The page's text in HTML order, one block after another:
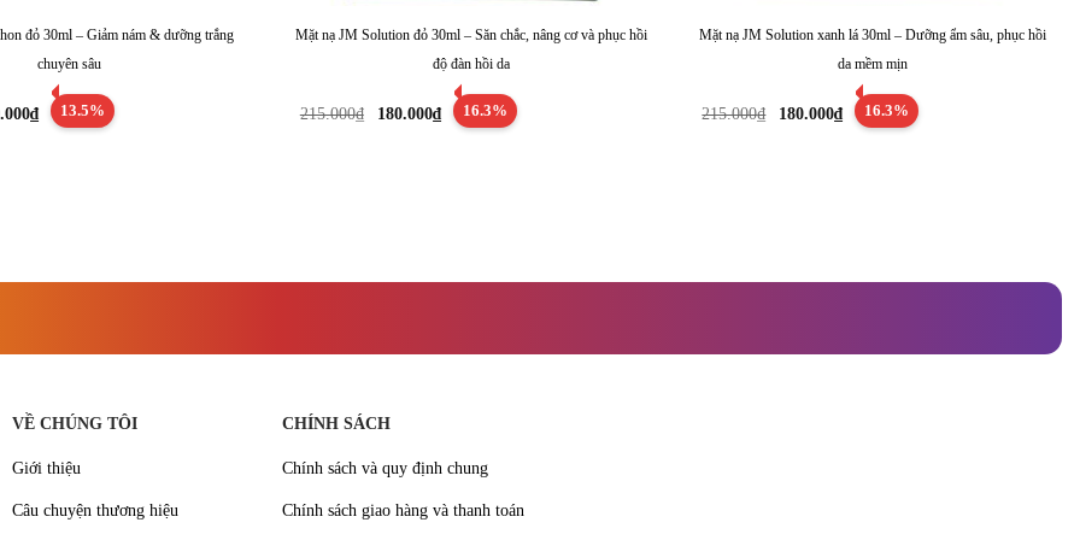
đỏ 30ml – Giảm nám & dưỡng trắng
chuyên sâu
₫Giá
hiện
13.5%
Mặt nạ JM Solution đỏ 30ml – Săn chắc, nâng cơ và phục hồi
độ đàn hồi da
215.000₫
Giá
180.000₫Giá
hiện
16.3%
Mặt nạ JM Solution xanh lá 30ml – Dưỡng ẩm sâu, phục hồi
da mềm mịn
215.000₫
Giá
180.000₫Giá
hiện
16.3%
VỀ CHÚNG TÔI
Giới thiệu
Câu chuyện thương hiệu
CHÍNH SÁCH
Chính sách và quy định chung
Chính sách giao hàng và thanh toán